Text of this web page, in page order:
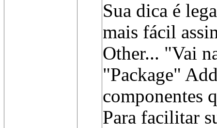
Sua dica é
mais fácil
Other... "Vai
"Package"
componentes
Para facilitar